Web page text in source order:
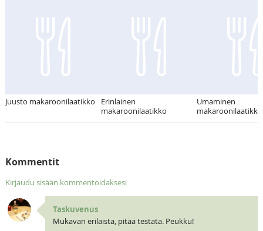
Juusto makaroonilaatikko
Erinlainen
makaroonilaatikko
Umaminen
makaroonilaatikko
Kommentit
Kirjaudu sisään kommentoidaksesi
Taskuvenus
Mukavan erilaista, pitää testata. Peukku!